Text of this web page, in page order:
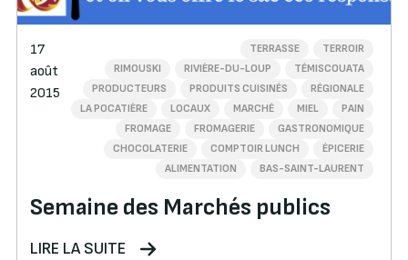
17
août
2015
ALIMENTATION BAS-SAINT-LAURENT
CHOCOLATERIE COMPTOIR LUNCH ÉPICERIE
FROMAGE FROMAGERIE GASTRONOMIQUE
LA POCATIÈRE LOCAUX MARCHÉ MIEL PAIN
PRODUCTEURS PRODUITS CUISINÉS RÉGIONALE
RIMOUSKI RIVIÈRE-DU-LOUP TÉMISCOUATA
TERRASSE TERROIR
Semaine des Marchés publics
LIRE LA SUITE